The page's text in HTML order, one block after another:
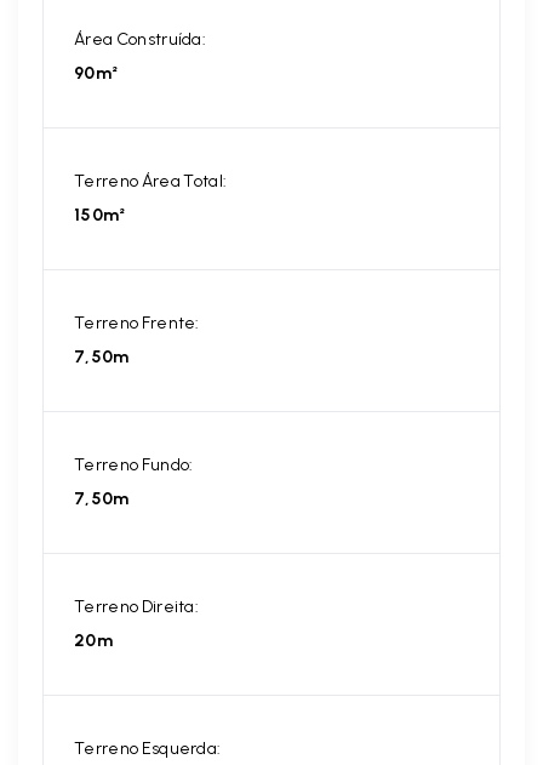
Área Construída:
90m²
Terreno Área Total:
150m²
Terreno Frente:
7,50m
Terreno Fundo:
7,50m
Terreno Direita:
20m
Terreno Esquerda: